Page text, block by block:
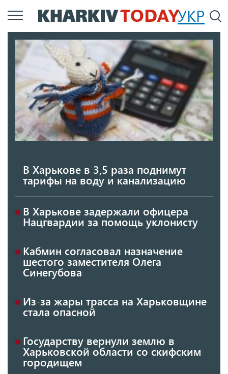
Перейти
к
содержанию
УКР
В Харькове в 3,5 раза поднимут
тарифы на воду и канализацию
В Харькове задержали офицера
Нацгвардии за помощь уклонисту
Кабмин согласовал назначение
шестого заместителя Олега
Синегубова
Из-за жары трасса на Харьковщине
стала опасной
Государству вернули землю в
Харьковской области со скифским
городищем